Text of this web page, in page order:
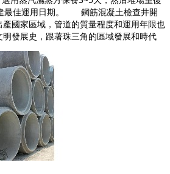
最佳運用日期。 鋼筋混凝土檢查井開
國家區域，管道的質量程度和運用年限也
發展史，跟著珠三角的區域發展和時代